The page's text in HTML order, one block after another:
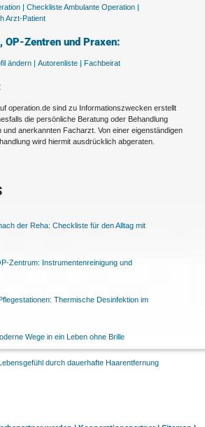
| Checkliste Ambulante Operation |
Arzt-Patient
OP-Zentren und Praxen:
ändern | Autorenliste | Fachbeirat
operation.de sind zu Informationszwecken erstellt
die persönliche Beratung oder Behandlung
und anerkannten Facharzt. Von einer eigenständigen
wird hiermit ausdrücklich abgeraten.
der Reha: Checkliste für den Alltag mit
Zentrum: Instrumentenreinigung und
Thermische Desinfektion im
Wege in ein Leben ohne Brille
durch dauerhafte Haarentfernung